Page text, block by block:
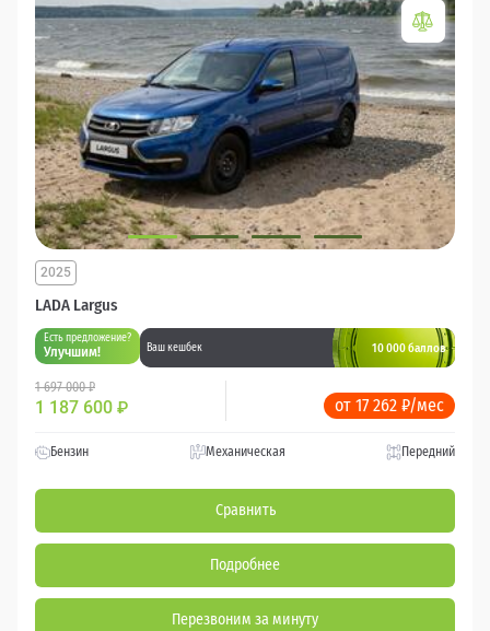
LADA Largus
2025
Есть предложение?
Улучшим! Ваш кешбек 10 000 баллов
1 697 000 ₽
1 187 600 ₽ от 17 262 ₽/мес
Бензин Механическая Передний
Сравнить
Подробнее
Перезвоним за минуту